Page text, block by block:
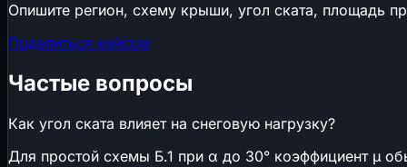
Опишите регион, схему крыши, угол ската, площадь
Поделиться кейсом
Частые вопросы
Как угол ската влияет на снеговую нагрузку?
Для простой схемы Б.1 при α до 30° коэффициент μ